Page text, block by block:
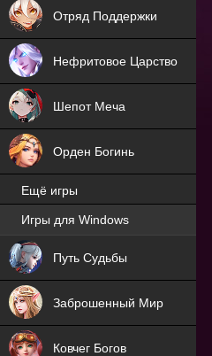
Отряд Поддержки
Нефритовое Царство
Шепот Меча
Орден Богинь
Ещё игры
Игры для Windows
Путь Судьбы
Заброшенный Мир
NEW
Ковчег Богов